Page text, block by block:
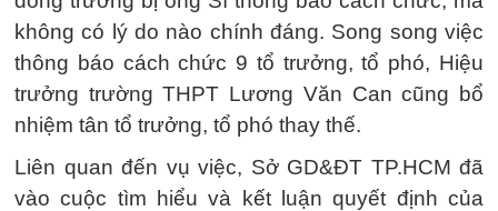
không có lý do nào chính đáng. Song song việc
thông báo cách chức 9 tổ trưởng, tổ phó, Hiệu
trưởng trường THPT Lương Văn Can cũng bổ
nhiệm tân tổ trưởng, tổ phó thay thế.
Liên quan đến vụ việc, Sở GD&ĐT TP.HCM đã
vào cuộc tìm hiểu và kết luận quyết định của